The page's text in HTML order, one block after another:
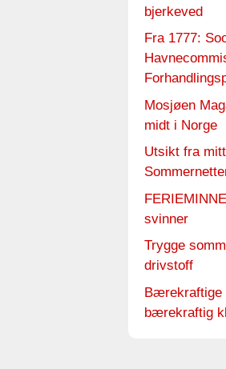
bjerkeved
Fra 1777:
Mosjøen
midt i Norge
Utsikt fra
svinner
Trygge
drivstoff
Bærekraftige
bærekraftig